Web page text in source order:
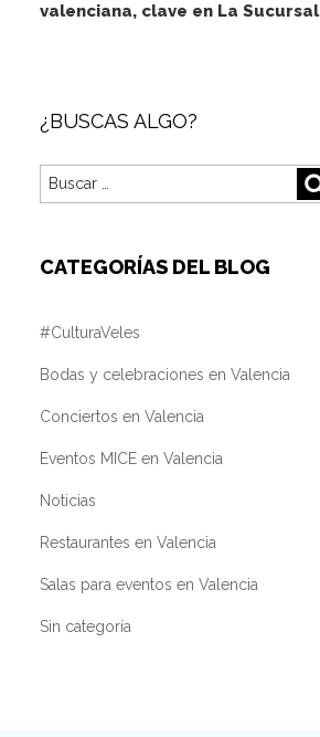
valenciana, clave en La Sucursal
¿BUSCAS ALGO?
Buscar
por:
CATEGORÍAS DEL BLOG
#CulturaVeles
Bodas y celebraciones en Valencia
Conciertos en Valencia
Eventos MICE en Valencia
Noticias
Restaurantes en Valencia
Salas para eventos en Valencia
Sin categoría